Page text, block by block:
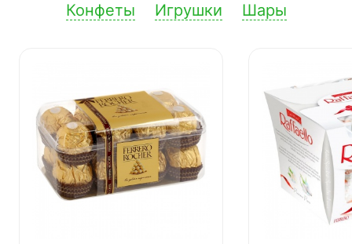
Конфеты Игрушки Шары